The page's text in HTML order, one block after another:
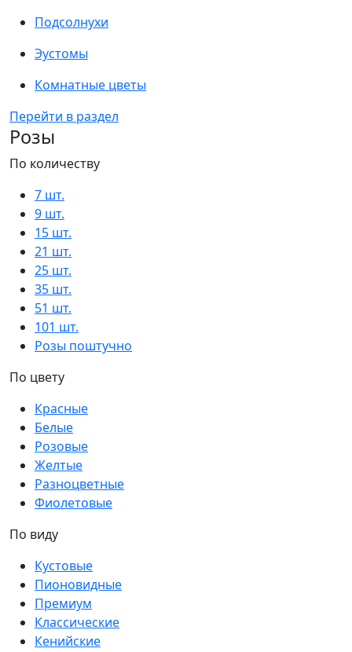
Подсолнухи
Эустомы
Комнатные цветы
Перейти в раздел
Розы
По количеству
7 шт.
9 шт.
15 шт.
21 шт.
25 шт.
35 шт.
51 шт.
101 шт.
Розы поштучно
По цвету
Красные
Белые
Розовые
Желтые
Разноцветные
Фиолетовые
По виду
Кустовые
Пионовидные
Премиум
Классические
Кенийские